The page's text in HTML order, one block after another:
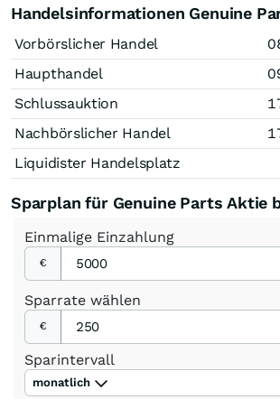
Handelsinformationen Genuine
Vorbörslicher Handel
Haupthandel
Schlussauktion
Nachbörslicher Handel
Liquidister Handelsplatz
Sparplan für Genuine Parts Aktie
Einmalige Einzahlung
€
Sparrate wählen
€
Sparintervall
monatlich